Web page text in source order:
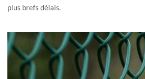
plus brefs délais.